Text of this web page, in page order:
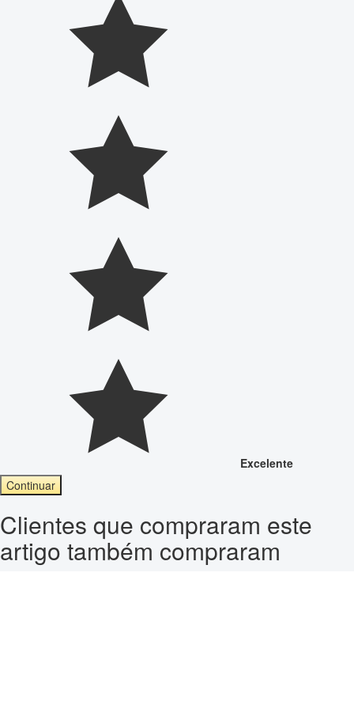
Excelente
Continuar
Clientes que compraram este
artigo também compraram